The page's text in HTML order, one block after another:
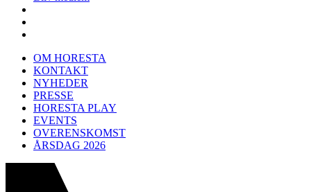
OM HORESTA
KONTAKT
NYHEDER
PRESSE
HORESTA PLAY
EVENTS
OVERENSKOMST
ÅRSDAG 2026